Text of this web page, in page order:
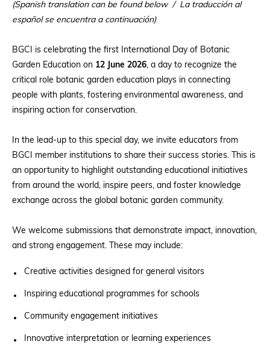
(Spanish translation can be found below / La traducción al
español se encuentra a continuación)
BGCI is celebrating the first International Day of Botanic
Garden Education on 12 June 2026, a day to recognize the
critical role botanic garden education plays in connecting
people with plants, fostering environmental awareness, and
inspiring action for conservation.
In the lead-up to this special day, we invite educators from
BGCI member institutions to share their success stories. This is
an opportunity to highlight outstanding educational initiatives
from around the world, inspire peers, and foster knowledge
exchange across the global botanic garden community.
We welcome submissions that demonstrate impact, innovation,
and strong engagement. These may include:
Creative activities designed for general visitors
Inspiring educational programmes for schools
Community engagement initiatives
Innovative interpretation or learning experiences